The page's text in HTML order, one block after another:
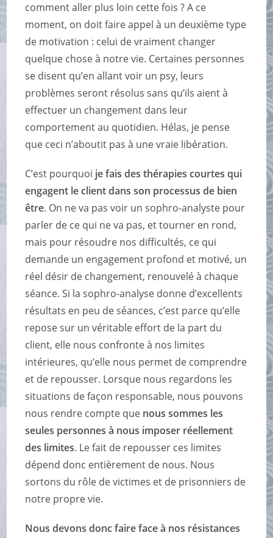
comment aller plus loin cette fois ?A ce
moment, on doit faire appel à un deuxième type
de motivation : celui de vraiment changer
quelque chose à notre vie. Certaines personnes
se disent qu’en allant voir un psy, leurs
problèmes seront résolus sans qu’ils aient à
effectuer un changement dans leur
comportement au quotidien. Hélas, je pense
que ceci n’aboutit pas à une vraie libération.
C’est pourquoi je fais des thérapies courtes qui
engagent le client dans son processus de bien
être. On ne va pas voir un sophro-analyste pour
parler de ce qui ne va pas, et tourner en rond,
mais pour résoudre nos difficultés, ce qui
demande un engagement profond et motivé, un
réel désir de changement, renouvelé à chaque
séance. Si la sophro-analyse donne d’excellents
résultats en peu de séances, c’est parce qu’elle
repose sur un véritable effort de la part du
client, elle nous confronte à nos limites
intérieures, qu’elle nous permet de comprendre
et de repousser. Lorsque nous regardons les
situations de façon responsable, nous pouvons
nous rendre compte que nous sommes les
seules personnes à nous imposer réellement
des limites. Le fait de repousser ces limites
dépend donc entièrement de nous. Nous
sortons du rôle de victimes et de prisonniers de
notre propre vie.
Nous devons donc faire face à nos résistances